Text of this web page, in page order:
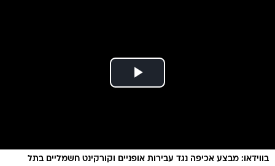
בווידאו: מבצע אכיפה נגד עבירות אופניים וקורקינט חשמליים בתל